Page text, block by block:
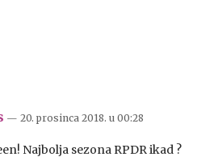
— 20. prosinca 2018. u 00:28
Najbolja sezona RPDR ikad ?